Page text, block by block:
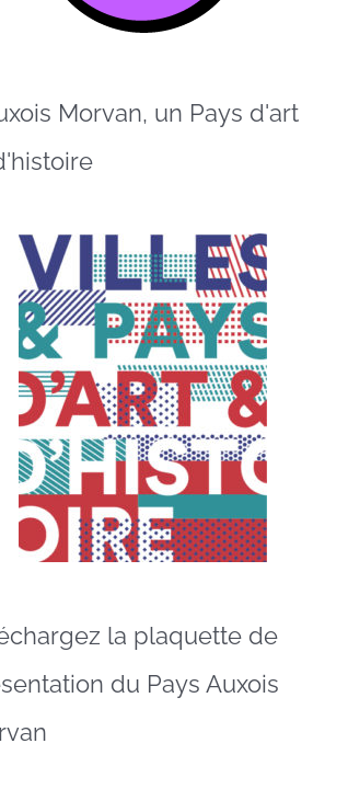
Morvan, un Pays d'art
la plaquette de
du Pays Auxois